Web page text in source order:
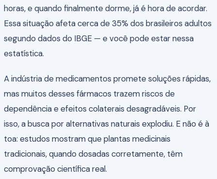
horas, e quando finalmente dorme, já é hora de acordar.
Essa situação afeta cerca de 35% dos brasileiros adultos
segundo dados do IBGE — e você pode estar nessa
estatística.
A indústria de medicamentos promete soluções rápidas,
mas muitos desses fármacos trazem riscos de
dependência e efeitos colaterais desagradáveis. Por
isso, a busca por alternativas naturais explodiu. E não é à
toa: estudos mostram que plantas medicinais
tradicionais, quando dosadas corretamente, têm
comprovação científica real.